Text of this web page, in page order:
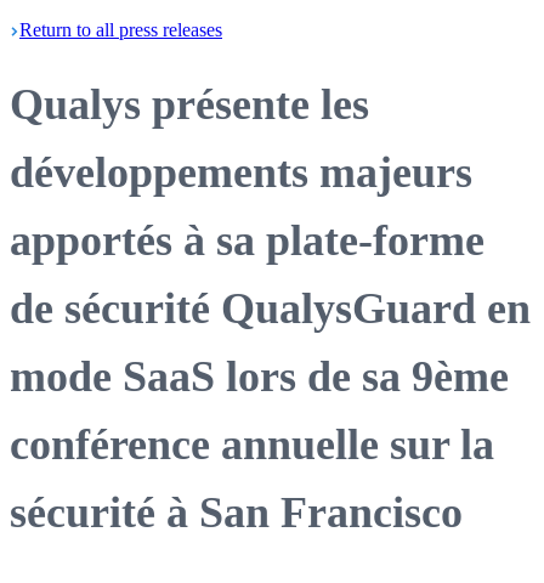
Return to all press releases
Qualys présente les
développements majeurs
apportés à sa plate-forme
de sécurité QualysGuard en
mode SaaS lors de sa 9ème
conférence annuelle sur la
sécurité à San Francisco